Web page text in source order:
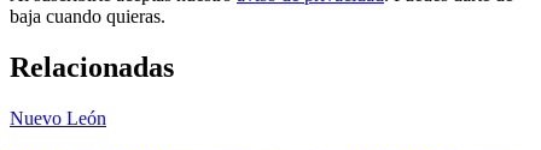
baja cuando quieras.
Relacionadas
Nuevo León